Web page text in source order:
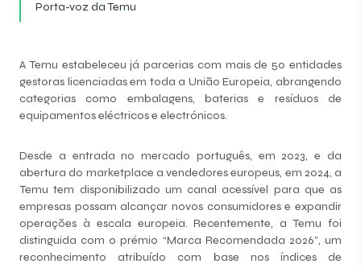
Porta-voz da Temu
A Temu estabeleceu já parcerias com mais de 50 entidades
gestoras licenciadas em toda a União Europeia, abrangendo
categorias como embalagens, baterias e resíduos de
equipamentos eléctricos e electrónicos.
Desde a entrada no mercado português, em 2023, e da
abertura do marketplace a vendedores europeus, em 2024, a
Temu tem disponibilizado um canal acessível para que as
empresas possam alcançar novos consumidores e expandir
operações à escala europeia. Recentemente, a Temu foi
distinguida com o prémio “Marca Recomendada 2026”, um
reconhecimento atribuído com base nos índices de